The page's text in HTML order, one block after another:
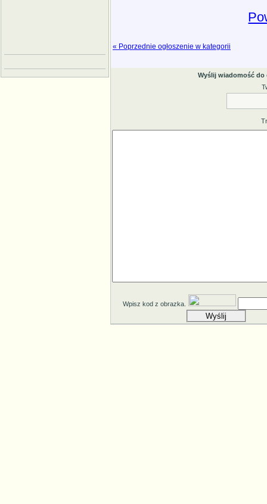
« Poprzednie ogłoszenie w kategorii
Wyślij wiadomość
Wpisz kod z obrazka.